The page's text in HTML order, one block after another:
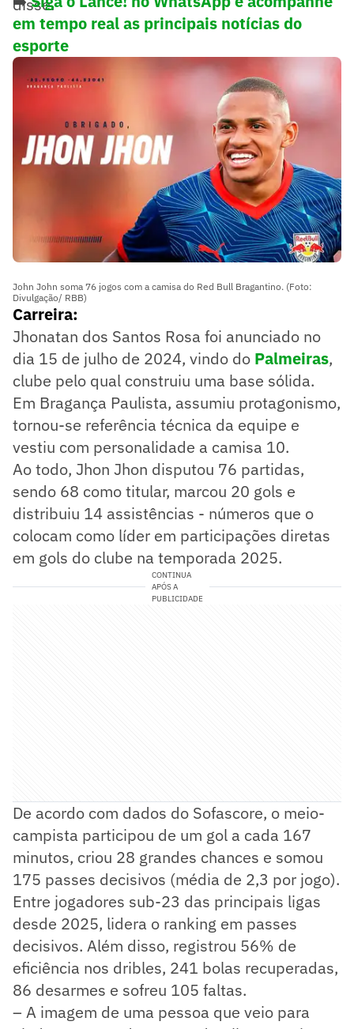
em tempo real as principais notícias do
esporte
John John soma 76 jogos com a camisa do Red Bull Bragantino. (Foto:
Divulgação/ RBB)
Carreira:
Jhonatan dos Santos Rosa foi anunciado no
dia 15 de julho de 2024, vindo do Palmeiras,
clube pelo qual construiu uma base sólida.
Em Bragança Paulista, assumiu protagonismo,
tornou-se referência técnica da equipe e
vestiu com personalidade a camisa 10.
Ao todo, Jhon Jhon disputou 76 partidas,
sendo 68 como titular, marcou 20 gols e
distribuiu 14 assistências - números que o
colocam como líder em participações diretas
em gols do clube na temporada 2025.
CONTINUA
APÓS A
PUBLICIDADE
De acordo com dados do Sofascore, o meio-
campista participou de um gol a cada 167
minutos, criou 28 grandes chances e somou
175 passes decisivos (média de 2,3 por jogo).
Entre jogadores sub-23 das principais ligas
desde 2025, lidera o ranking em passes
decisivos. Além disso, registrou 56% de
eficiência nos dribles, 241 bolas recuperadas,
86 desarmes e sofreu 105 faltas.
– A imagem de uma pessoa que veio para